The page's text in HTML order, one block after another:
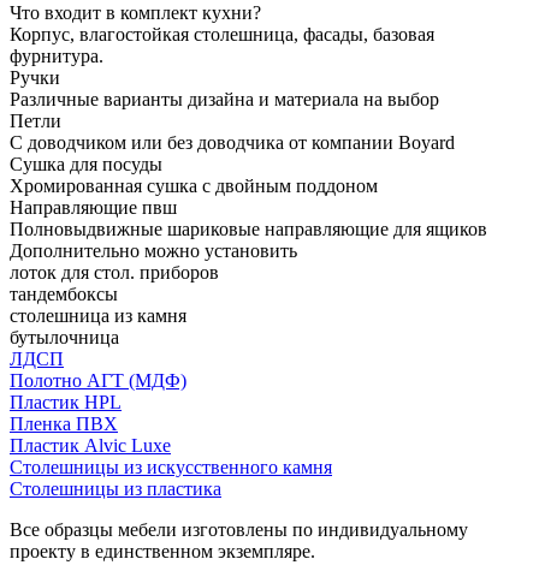
Что входит в комплект кухни?
Корпус, влагостойкая столешница, фасады, базовая
фурнитура.
Ручки
Различные варианты дизайна и материала на выбор
Петли
С доводчиком или без доводчика от компании Boyard
Сушка для посуды
Хромированная сушка с двойным поддоном
Направляющие пвш
Полновыдвижные шариковые направляющие для ящиков
Дополнительно можно установить
лоток для стол. приборов
тандембоксы
столешница из камня
бутылочница
ЛДСП
Полотно АГТ (МДФ)
Пластик HPL
Пленка ПВХ
Пластик Alvic Luxe
Столешницы из искусственного камня
Столешницы из пластика
Все образцы мебели изготовлены по индивидуальному
проекту в единственном экземпляре.